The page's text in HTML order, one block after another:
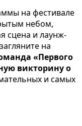
на фестивале
небом,
сцена и лаунж-
на
«Первого
викторину о
и самых